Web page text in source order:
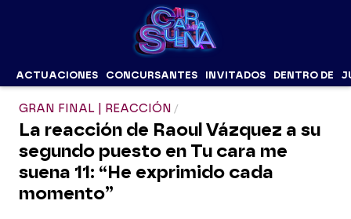
ACTUACIONES CONCURSANTES INVITADOS DENTRO DE
GRAN FINAL | REACCIÓN
La reacción de Raoul Vázquez a su
segundo puesto en Tu cara me
suena 11: “He exprimido cada
momento”